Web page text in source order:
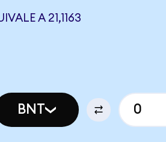
A 21,1163
BNT